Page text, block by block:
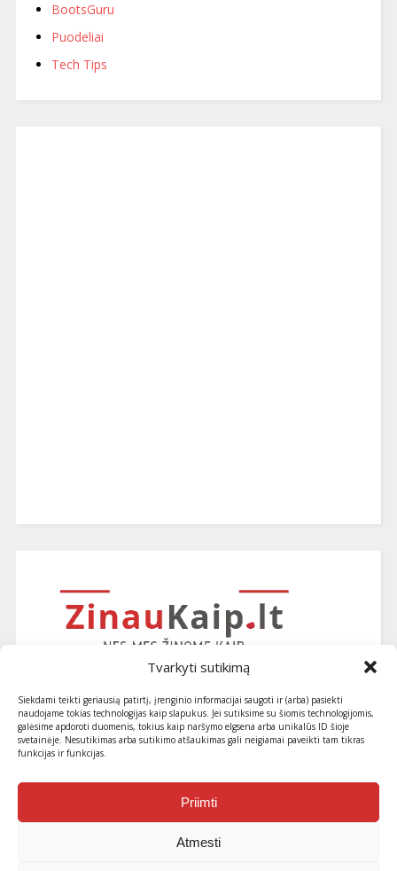
Tvarkyti sutikimą
Siekdami teikti geriausią patirtį, įrenginio informacijai saugoti ir (arba) pasiekti
naudojame tokias technologijas kaip slapukus. Jei sutiksime su šiomis technologijomis,
galėsime apdoroti duomenis, tokius kaip naršymo elgsena arba unikalūs ID šioje
svetainėje. Nesutikimas arba sutikimo atšaukimas gali neigiamai paveikti tam tikras
funkcijas ir funkcijas.
Priimti
Atmesti
BootsGuru
Puodeliai
Tech Tips
Užsiprenumeruokite naujausius
straipsnius ir patarimus